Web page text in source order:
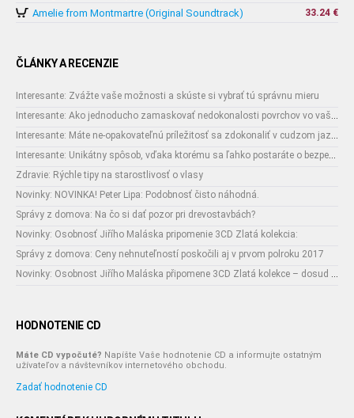
Amelie from Montmartre (Original Soundtrack) 33.24 €
ČLÁNKY A RECENZIE
Interesante: Zvážte vaše možnosti a skúste si vybrať tú správnu mieru
Interesante: Ako jednoducho zamaskovať nedokonalosti povrchov vo vašom interiéri
Interesante: Máte ne-opakovateľnú príležitosť sa zdokonaliť v cudzom jazyku
Interesante: Unikátny spôsob, vďaka ktorému sa ľahko postaráte o bezpečnosť vašich zásielok
Zdravie: Rýchle tipy na starostlivosť o vlasy
Novinky: NOVINKA! Peter Lipa: Podobnosť čisto náhodná.
Správy z domova: Na čo si dať pozor pri drevostavbách?
Novinky: Osobnosť Jiřího Maláska pripomenie 3CD Zlatá kolekcia:
Správy z domova: Ceny nehnuteľností poskočili aj v prvom polroku 2017
Novinky: Osobnost Jiřího Maláska připomene 3CD Zlatá kolekce – dosud nejobsáhlejší soubor nahrávek legendárního umělce!
HODNOTENIE CD
Máte CD vypočuté? Napíšte Vaše hodnotenie CD a informujte ostatným
užívateľov a návštevníkov internetového obchodu.
Zadať hodnotenie CD